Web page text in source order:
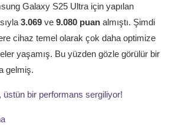
Galaxy S25 Ultra için yapılan
3.069ve 9.080 puanalmıştı. Şimdi
cihaz temel olarak çok daha optimize
yaşamış. Bu yüzden gözle görülür bir
gelmiş.
üstün bir performans sergiliyor!